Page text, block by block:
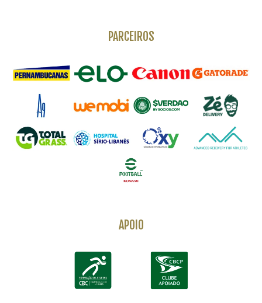
PARCEIROS
APOIO